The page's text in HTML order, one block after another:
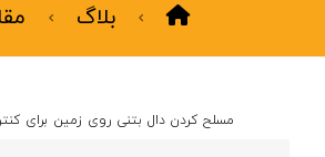
بلاگ
مسلح کردن دال بتنی روی زمین برای